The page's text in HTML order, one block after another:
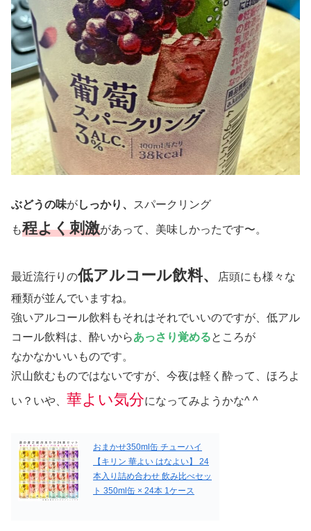
ぶどうの味がしっかり、 スパークリング
も程よく刺激があって、美味しかったです〜。
最近流行りの低アルコール飲料、
店頭にも様々な
種類が並んでいますね。
強いアルコール飲料もそれはそれでいいのですが、低アル
コール飲料は、酔いからあっさり覚めるところが
なかなかいいものです。
沢山飲むものではないですが、今夜は軽く酔って、ほろよ
い？いや、 華よい気分になってみようかな^ ^
おまかせ350ml缶 チューハイ
【キリン 華よい はなよい】 24
本入り詰め合わせ 飲み比べセッ
ト 350ml缶 × 24本 1ケース